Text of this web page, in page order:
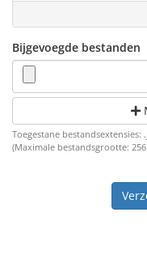
Bijgevoegde bestanden
Toegestane
(Maximale bestandsgrootte: